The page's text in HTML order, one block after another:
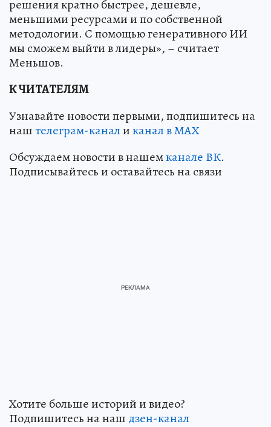
решения кратно быстрее, дешевле,
меньшими ресурсами и по собственной
методологии. С помощью генеративного ИИ
мы сможем выйти в лидеры», – считает
Меньшов.
К ЧИТАТЕЛЯМ
Узнавайте новости первыми, подпишитесь на
наштелеграм-каналиканал в МАХ
Обсуждаем новости в нашемканале ВК.
Подписывайтесь и оставайтесь на связи
Хотите больше историй и видео?
Подпишитесь на наш дзен-канал